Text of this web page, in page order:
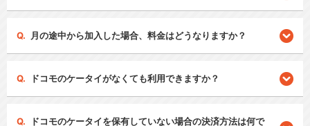
月の途中から加入した場合、料金はどうなりますか？
ドコモのケータイがなくても利用できますか？
ドコモのケータイを保有していない場合の決済方法は何で